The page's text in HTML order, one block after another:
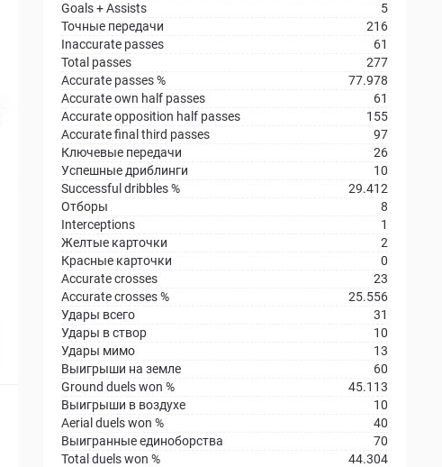
Goals + Assists
5
Точные передачи
216
Inaccurate passes
61
Total passes
277
Accurate passes %
77.978
Accurate own half passes
61
Accurate opposition half passes
155
Accurate final third passes
97
Ключевые передачи
26
Успешные дриблинги
10
Successful dribbles %
29.412
Отборы
8
Interceptions
1
Желтые карточки
2
Красные карточки
0
Accurate crosses
23
Accurate crosses %
25.556
Удары всего
31
Удары в створ
10
Удары мимо
13
Выигрыши на земле
60
Ground duels won %
45.113
Выигрыши в воздухе
10
Aerial duels won %
40
Выигранные единоборства
70
Total duels won %
44.304